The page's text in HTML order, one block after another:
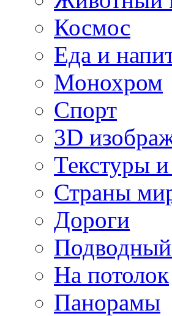
Космос
Еда и
Монохром
Спорт
3D
Текстуры
Страны
Дороги
На потолок
Панорамы